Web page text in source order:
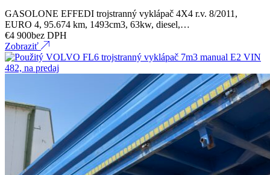
GASOLONE EFFEDI trojstranný vyklápač 4X4 r.v. 8/2011,
EURO 4, 95.674 km, 1493cm3, 63kw, diesel,…
€4 900bez DPH
Zobraziť